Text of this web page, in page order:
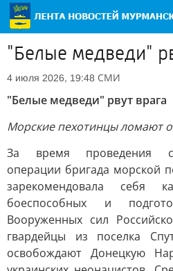
"Белые медведи"
4 июля 2026, 19:48 СМИ
"Белые медведи" рвут врага
Морские пехотинцы ломают
За время проведения
операции бригада морской
зарекомендовала
боеспособных и
Вооруженных сил
гвардейцы из поселка
освобождают Донецкую